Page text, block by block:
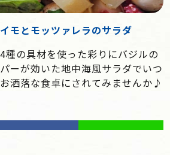
モとモッツァレラのサラダ
種の具材を使った彩りにバジルの
ーが効いた地中海風サラダでいつ
洒落な食卓にされてみませんか♪